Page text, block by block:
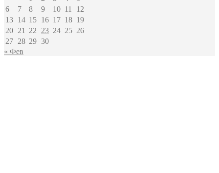
6
7 8 9 10 11
12
13 14 15 16 17 18 19
20 21 22 23 24 25 26
27 28 29 30
« Фев